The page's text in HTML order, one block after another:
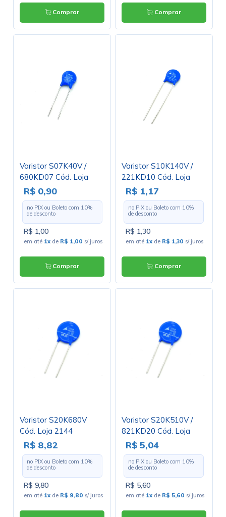
Comprar Comprar
Varistor S07K40V /
680KD07 Cód. Loja
3319
R$ 0,90
no PIX ou Boleto com 10%
de desconto
R$ 1,00
em até 1x de R$ 1,00 s/ juros
Comprar
Varistor S10K140V /
221KD10 Cód. Loja
3136
R$ 1,17
no PIX ou Boleto com 10%
de desconto
R$ 1,30
em até 1x de R$ 1,30 s/ juros
Comprar
Varistor S20K680V
Cód. Loja 2144
R$ 8,82
no PIX ou Boleto com 10%
de desconto
R$ 9,80
em até 1x de R$ 9,80 s/ juros
Varistor S20K510V /
821KD20 Cód. Loja
3884
R$ 5,04
no PIX ou Boleto com 10%
de desconto
R$ 5,60
em até 1x de R$ 5,60 s/ juros